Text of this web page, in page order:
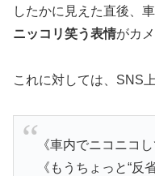
したかに見えた直後、
ニッコリ笑う表情がカ
これに対しては、SNS
《車内でニコニコ
《もうちょっと“反